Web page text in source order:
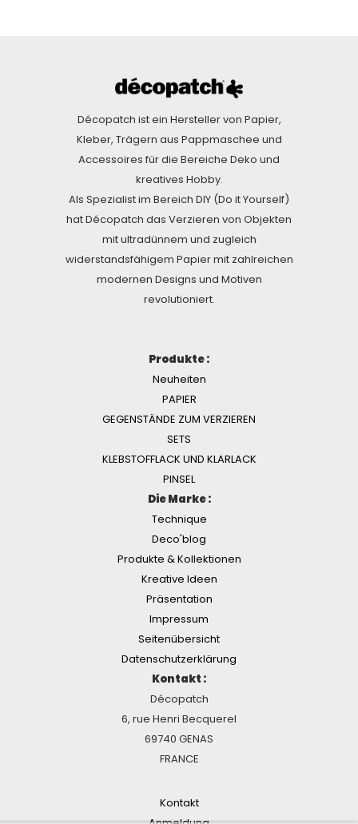
Décopatch ist ein Hersteller von Papier,
Kleber, Trägern aus Pappmaschee und
Accessoires für die Bereiche Deko und
kreatives Hobby.
Als Spezialist im Bereich DIY (Do it Yourself)
hat Décopatch das Verzieren von Objekten
mit ultradünnem und zugleich
widerstandsfähigem Papier mit zahlreichen
modernen Designs und Motiven
revolutioniert.
Produkte :
Neuheiten
PAPIER
GEGENSTÄNDE ZUM VERZIEREN
SETS
KLEBSTOFFLACK UND KLARLACK
PINSEL
Die Marke :
Technique
Deco'blog
Produkte & Kollektionen
Kreative Ideen
Präsentation
Impressum
Seitenübersicht
Datenschutzerklärung
Kontakt :
Décopatch
6, rue Henri Becquerel
69740 GENAS
FRANCE
Kontakt